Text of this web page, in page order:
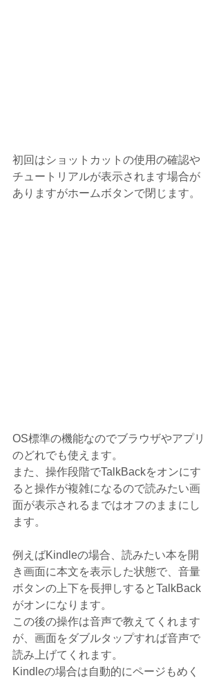
初回はショットカットの使用の確認や
チュートリアルが表示されます場合が
ありますがホームボタンで閉じます。
OS標準の機能なのでブラウザやアプリ
のどれでも使えます。
また、操作段階でTalkBackをオンにす
ると操作が複雑になるので読みたい画
面が表示されるまではオフのままにし
ます。
例えばKindleの場合、読みたい本を開
き画面に本文を表示した状態で、音量
ボタンの上下を長押しするとTalkBack
がオンになります。
この後の操作は音声で教えてくれます
が、画面をダブルタップすれば音声で
読み上げてくれます。
Kindleの場合は自動的にページもめく